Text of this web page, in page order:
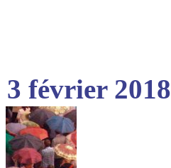
3 février 2018